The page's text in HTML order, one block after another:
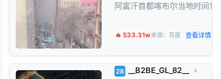
阿富汗首都喀布尔当地时间1
🔥 533.31w来源：百度 查看详情 →
28 __B2BE_GL_82__ #